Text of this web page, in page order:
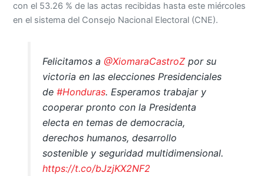
con el 53.26 % de las actas recibidas hasta este miércoles
en el sistema del Consejo Nacional Electoral (CNE).
Felicitamos a @XiomaraCastroZpor su
victoria en las elecciones Presidenciales
de #Honduras. Esperamos trabajar y
cooperar pronto con la Presidenta
electa en temas de democracia,
derechos humanos, desarrollo
sostenible y seguridad multidimensional.
https://t.co/bJzjKX2NF2